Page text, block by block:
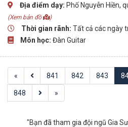
Địa điểm dạy: Phố Nguyễn Hiền,
(Xem bản đồ )
Thời gian rãnh: Tất cả các ngày
Môn học: Đàn Guitar
« 841 842 843
848 »
"Bạn đã tham gia đội ngũ Gia